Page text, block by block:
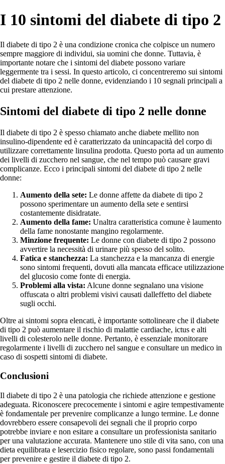
I 10 sintomi del diabete di tipo 2
Il diabete di tipo 2 è una condizione cronica che colpisce un numero
sempre maggiore di individui, sia uomini che donne. Tuttavia, è
importante notare che i sintomi del diabete possono variare
leggermente tra i sessi. In questo articolo, ci concentreremo sui sintomi
del diabete di tipo 2 nelle donne, evidenziando i 10 segnali principali a
cui prestare attenzione.
Sintomi del diabete di tipo 2 nelle donne
Il diabete di tipo 2 è spesso chiamato anche diabete mellito non
insulino-dipendente ed è caratterizzato da unincapacità del corpo di
utilizzare correttamente linsulina prodotta. Questo porta ad un aumento
dei livelli di zucchero nel sangue, che nel tempo può causare gravi
complicanze. Ecco i principali sintomi del diabete di tipo 2 nelle
donne:
Aumento della sete: Le donne affette da diabete di tipo 2
possono sperimentare un aumento della sete e sentirsi
costantemente disidratate.
Aumento della fame: Unaltra caratteristica comune è laumento
della fame nonostante mangino regolarmente.
Minzione frequente: Le donne con diabete di tipo 2 possono
avvertire la necessità di urinare più spesso del solito.
Fatica e stanchezza: La stanchezza e la mancanza di energie
sono sintomi frequenti, dovuti alla mancata efficace utilizzazione
del glucosio come fonte di energia.
Problemi alla vista: Alcune donne segnalano una visione
offuscata o altri problemi visivi causati dalleffetto del diabete
sugli occhi.
Oltre ai sintomi sopra elencati, è importante sottolineare che il diabete
di tipo 2 può aumentare il rischio di malattie cardiache, ictus e alti
livelli di colesterolo nelle donne. Pertanto, è essenziale monitorare
regolarmente i livelli di zucchero nel sangue e consultare un medico in
caso di sospetti sintomi di diabete.
Conclusioni
Il diabete di tipo 2 è una patologia che richiede attenzione e gestione
adeguata. Riconoscere precocemente i sintomi e agire tempestivamente
è fondamentale per prevenire complicanze a lungo termine. Le donne
dovrebbero essere consapevoli dei segnali che il proprio corpo
potrebbe inviare e non esitare a consultare un professionista sanitario
per una valutazione accurata. Mantenere uno stile di vita sano, con una
dieta equilibrata e lesercizio fisico regolare, sono passi fondamentali
per prevenire e gestire il diabete di tipo 2.